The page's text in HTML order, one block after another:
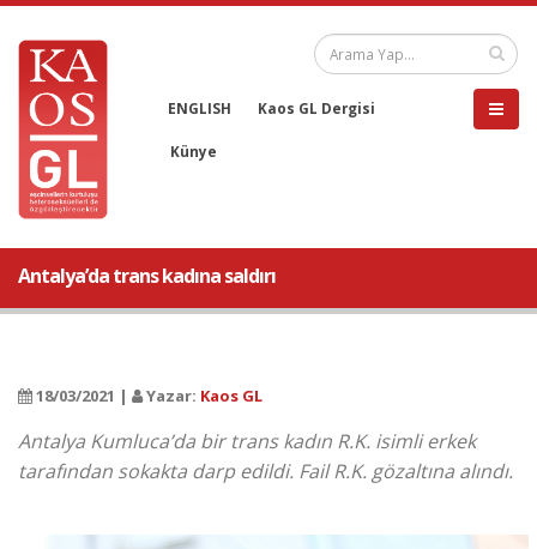
ENGLISH Kaos GL Dergisi
Künye
Antalya’da trans kadına saldırı
18/03/2021 | Yazar: Kaos GL
Antalya Kumluca’da bir trans kadın R.K. isimli erkek
tarafından sokakta darp edildi. Fail R.K. gözaltına alındı.